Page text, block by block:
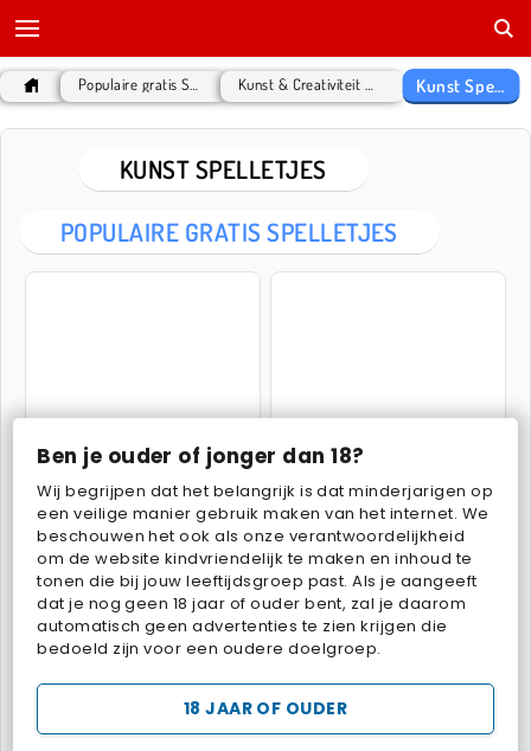
Ben je ouder of jonger dan 18?
Wij begrijpen dat het belangrijk is dat minderjarigen op
een veilige manier gebruik maken van het internet. We
beschouwen het ook als onze verantwoordelijkheid
om de website kindvriendelijk te maken en inhoud te
tonen die bij jouw leeftijdsgroep past. Als je aangeeft
dat je nog geen 18 jaar of ouder bent, zal je daarom
automatisch geen advertenties te zien krijgen die
bedoeld zijn voor een oudere doelgroep.
18 JAAR OF OUDER
Kunst Spelletjes
KUNST SPELLETJES
POPULAIRE GRATIS SPELLETJES
Magic Piano Tiles Mobile Phone Case Design & DIY